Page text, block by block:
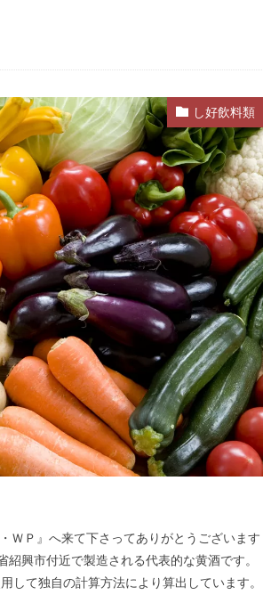
し好飲料類
』へ来て下さってありがとうございます
興市付近で製造される代表的な黄酒です。
して独自の計算方法により算出しています。